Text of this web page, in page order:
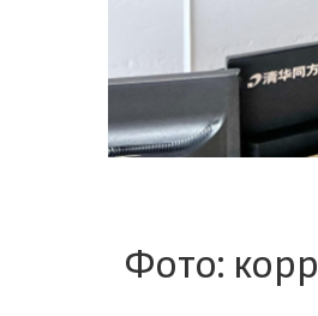
Фото: